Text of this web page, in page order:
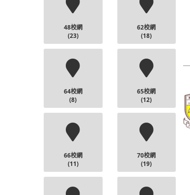
48校網
(23)
62校網
(18)
64校網
(8)
65校網
(12)
66校網
(11)
70校網
(19)